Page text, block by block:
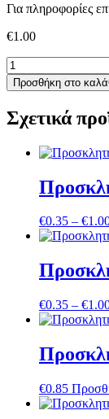
Για πληροφορίες
€1.00
Προσκλητήριο
Under
the
Γοργόνα
ποσότητα
Προσθήκη στο
Σχετικά
€0.35 – €
€0.35 – €
€0.85